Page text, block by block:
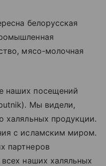
белорусская
мясо-молочная
наших посещений
Мы видели,
халяльных продукции.
с исламским миром.
партнеров
наших халяльных